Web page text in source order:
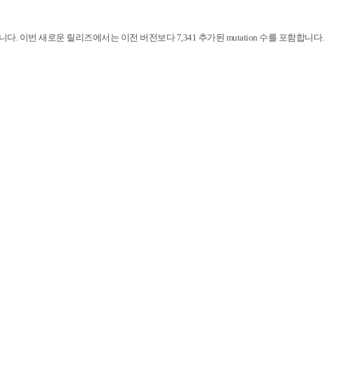
다. 이번 새로운 릴리즈에서는 이전 버전보다 7,341 추가된 mutation 수를 포함합니다.